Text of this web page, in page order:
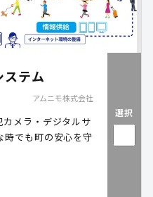
テム
アムニモ株式会社
メラ・デジタルサ
時でも町の安心を守
選択